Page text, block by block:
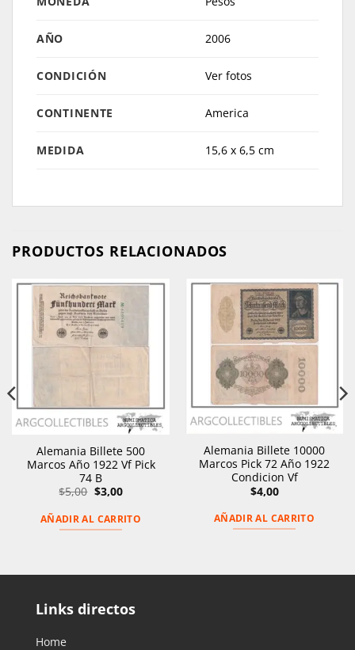
AÑO 2006
CONDICIÓN Ver fotos
CONTINENTE America
MEDIDA 15,6 x 6,5 cm
PRODUCTOS RELACIONADOS
Alemania Billete 500
Marcos Año 1922 Vf Pick
74 B
$5,00 El
precio
era:
$5,00.
$3,00El
es:
$3,00.
AÑADIR AL CARRITO
Alemania Billete 10000
Marcos Pick 72 Año 1922
Condicion Vf
$4,00
AÑADIR AL CARRITO
Links directos
Home